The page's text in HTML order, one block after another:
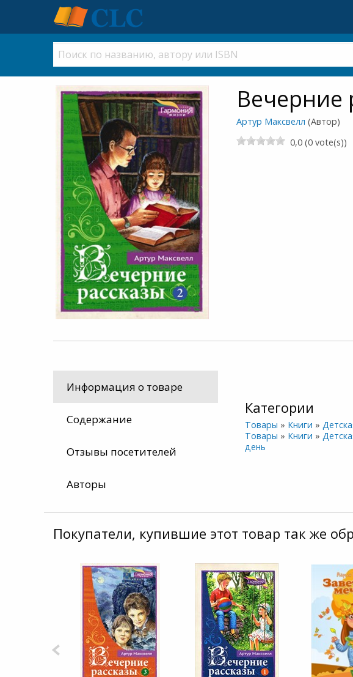
Вечерние
Артур Максвелл (Автор)
0,0 (0 vote(s))
Информация о товаре
Содержание
Отзывы посетителей
Авторы
Категории
Товары » Книги »
Товары » Книги »
день
Покупатели, купившие этот товар так же